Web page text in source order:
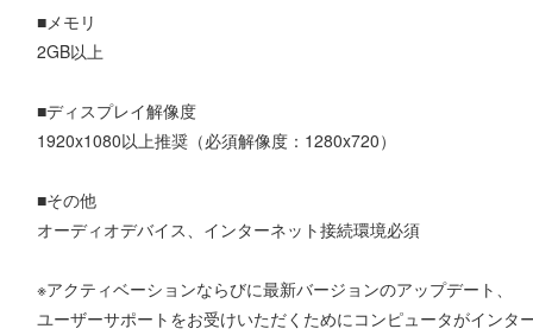
■メモリ
2GB以上
■ディスプレイ解像度
1920x1080以上推奨（必須解像度：1280x720）
■その他
オーディオデバイス、インターネット接続環境必須
※アクティベーションならびに最新バージョンのアップデート、
ユーザーサポートをお受けいただくためにコンピュータがインタ